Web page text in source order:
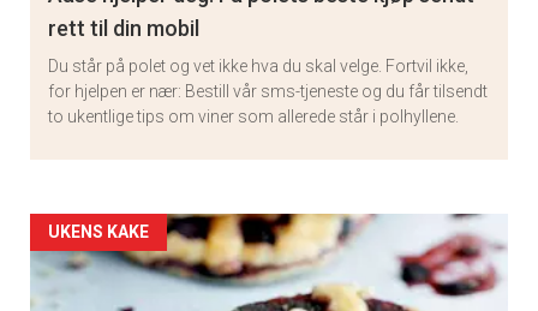
rett til din mobil
Du står på polet og vet ikke hva du skal velge. Fortvil ikke,
for hjelpen er nær: Bestill vår sms-tjeneste og du får tilsendt
to ukentlige tips om viner som allerede står i polhyllene.
Artikler
detail
UKENS KAKE